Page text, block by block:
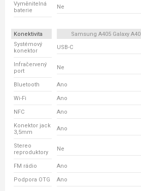
Vyměnitelná
baterie
Ne
Konektivita Samsung A405 Galaxy A40
Systémový
konektor
USB-C
Infračervený
port
Ne
Bluetooth Ano
Wi-Fi Ano
NFC Ano
Konektor jack
3,5mm
Ano
Stereo
reproduktory
Ne
FM rádio Ano
Podpora OTG Ano